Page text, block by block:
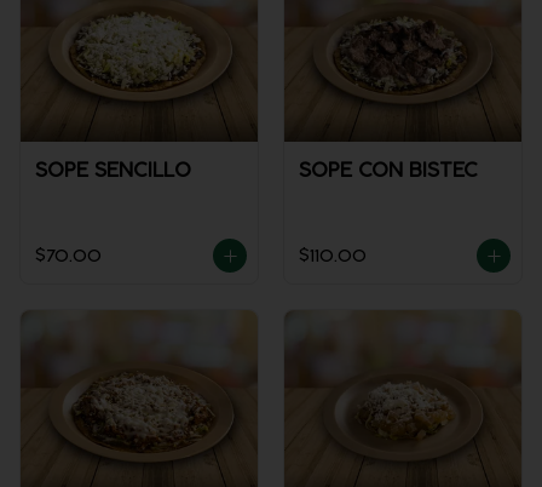
SOPE SENCILLO
$70.00
SOPE CON BISTEC
$110.00